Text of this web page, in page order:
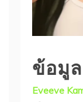
ข้อมู
Eveeve